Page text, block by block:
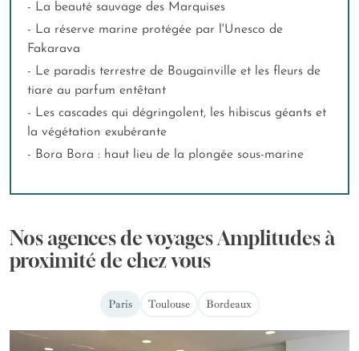
- La beauté sauvage des Marquises
- La réserve marine protégée par l'Unesco de
Fakarava
- Le paradis terrestre de Bougainville et les fleurs de
tiare au parfum entêtant
- Les cascades qui dégringolent, les hibiscus géants et
la végétation exubérante
- Bora Bora : haut lieu de la plongée sous-marine
Nos agences de voyages Amplitudes à
proximité de chez vous
Paris Toulouse Bordeaux